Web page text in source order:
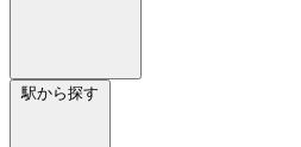
駅から探す